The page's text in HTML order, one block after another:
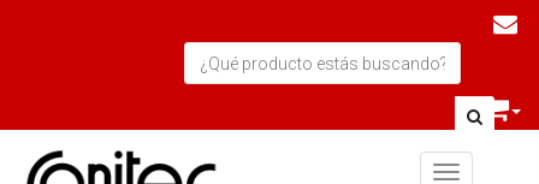
Toggle